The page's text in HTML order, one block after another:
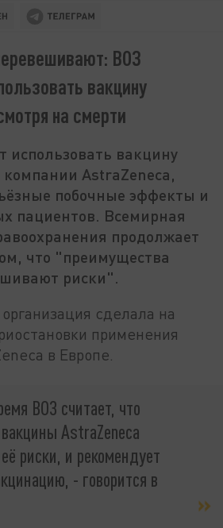
ВОЗ
вакцину
на смерти
использовать вакцину
AstraZeneca,
побочные эффекты и
пациентов. Всемирная
продолжает
что "преимущества
риски".
сделала на
применения
в Европе.
ВОЗ считает, что
AstraZeneca
риски, и рекомендует
- говорится в